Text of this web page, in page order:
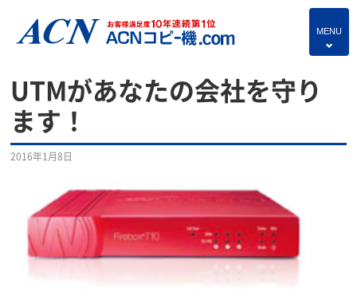
MENU
4
プランのご紹介
保守サービス
複合機・情報セキュリティブログ
よくあるご質問
UTMがあなたの会社を守り
ます！
2016年1月8日